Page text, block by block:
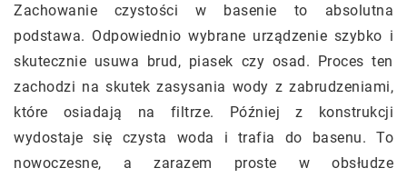
Zachowanie czystości w basenie to absolutna
podstawa. Odpowiednio wybrane urządzenie szybko i
skutecznie usuwa brud, piasek czy osad. Proces ten
zachodzi na skutek zasysania wody z zabrudzeniami,
które osiadają na filtrze. Później z konstrukcji
wydostaje się czysta woda i trafia do basenu. To
nowoczesne, a zarazem proste w obsłudze